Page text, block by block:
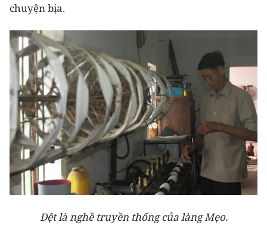
chuyện bịa.
Dệt là nghề truyền thống của làng Mẹo.